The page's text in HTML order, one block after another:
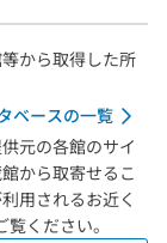
から取得した所
ベースの一覧
元の各館のサイ
から取寄せるこ
用されるお近く
覧ください。